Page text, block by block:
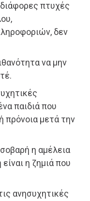
διάφορες πτυχές
δεν
να μην
παιδιά που
πρόνοια μετά την
η αμέλεια
η ζημιά που
ανησυχητικές